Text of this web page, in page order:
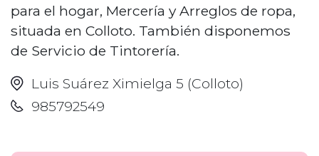
para el hogar, Mercería y Arreglos de ropa,
situada en Colloto. También disponemos
de Servicio de Tintorería.
Luis Suárez Ximielga 5 (Colloto)
985792549